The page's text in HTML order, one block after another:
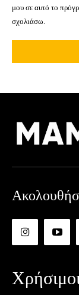
μου σε αυτό το
σχολιάσω.